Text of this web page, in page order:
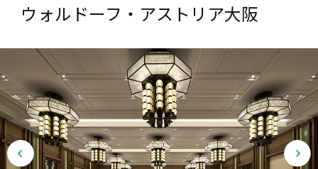
ウォルドーフ・アストリア大阪